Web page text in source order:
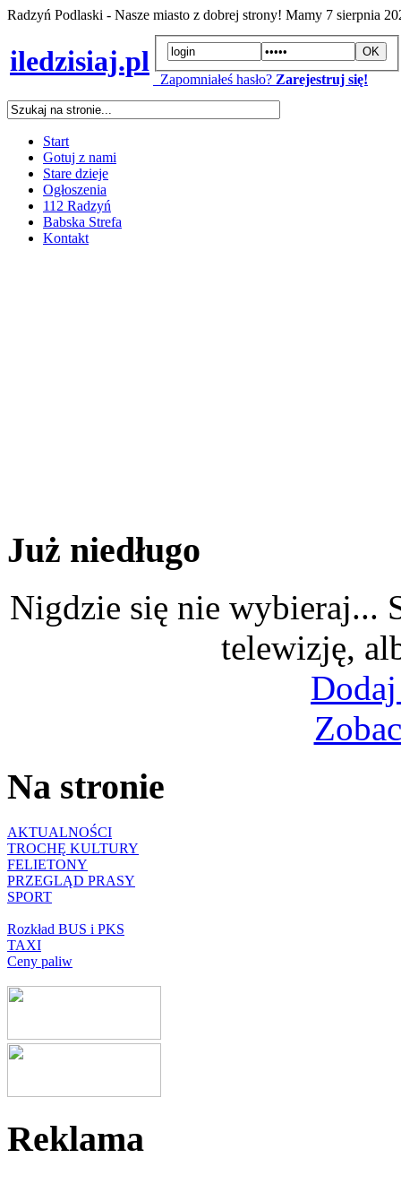
Radzyń Podlaski - Nasze miasto z dobrej strony! Mamy 7 sierpnia
iledzisiaj.pl
Zapomniałeś hasło? Zarejestruj się!
Start
Gotuj z nami
Stare dzieje
Ogłoszenia
112 Radzyń
Babska Strefa
Kontakt
Już niedługo
Nigdzie się nie wybieraj...
telewizję,
Na stronie
AKTUALNOŚCI
TROCHĘ KULTURY
FELIETONY
PRZEGLĄD PRASY
SPORT
Rozkład BUS i PKS
TAXI
Ceny paliw
Reklama